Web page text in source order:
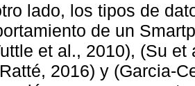
lado, los tipos de
de un
et al., 2010), (Su
2016) y (Garcia-